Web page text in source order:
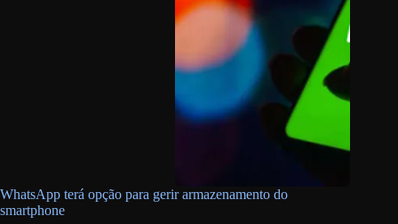
WhatsApp terá opção para gerir armazenamento do
smartphone